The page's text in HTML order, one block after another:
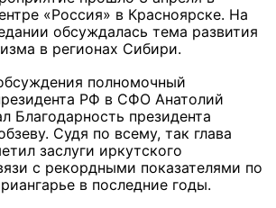
«Россия» в Красноярске. На
обсуждалась тема развития
в регионах Сибири.
полномочный
РФ в СФО Анатолий
Благодарность президента
Судя по всему, так глава
заслуги иркутского
с рекордными показателями по
в последние годы.